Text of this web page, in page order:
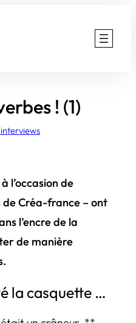
! (1)
l’occasion de
de Créa-france – ont
l’encre de la
de manière
la casquette …